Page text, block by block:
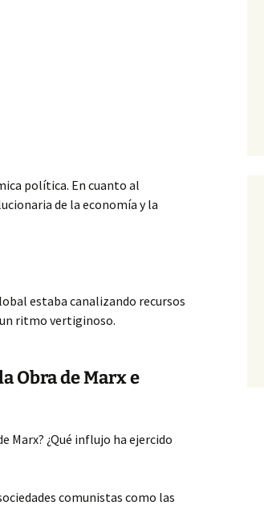
política. En cuanto al
de la economía y la
estaba canalizando recursos
ritmo vertiginoso.
Obra de Marx e
Marx? ¿Qué influjo ha ejercido
comunistas como las